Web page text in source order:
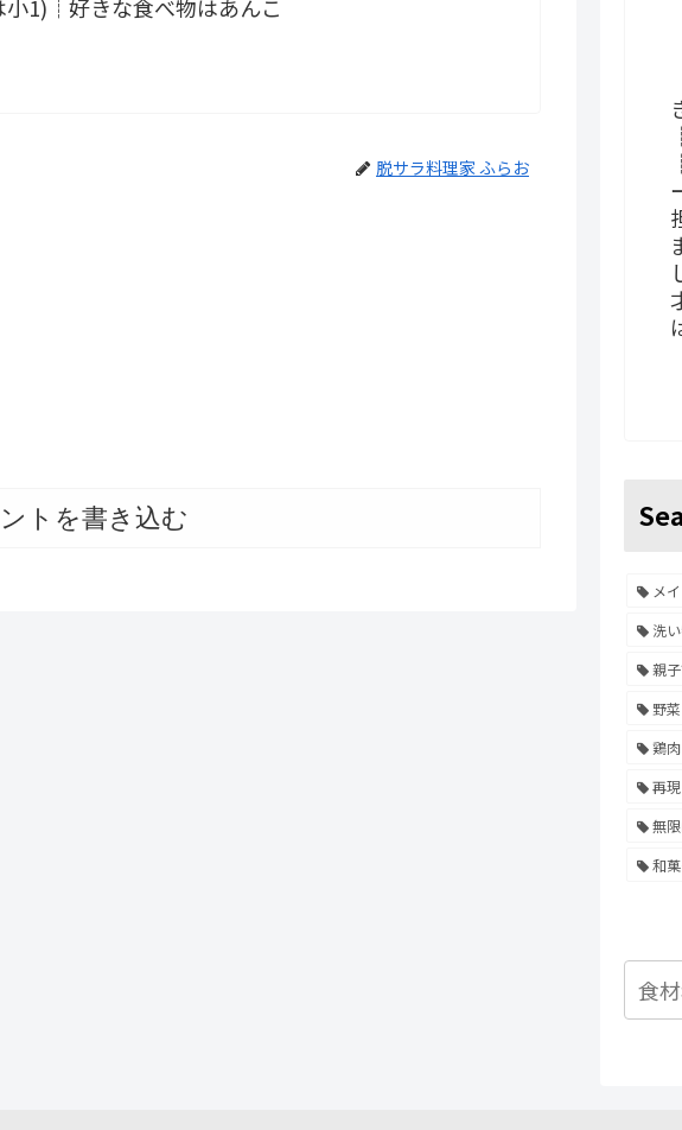
1)┊好きな食べ物はあんこ
脱サラ料理家 ふらお
トを書き込む
メ
洗
親
野菜
鶏肉
再
無
和